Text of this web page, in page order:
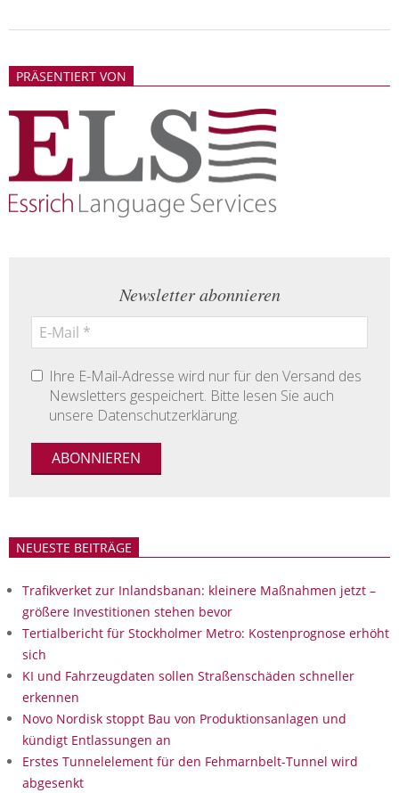
21PRÄSENTIERT VON
Newsletter abonnieren
Ihre E-Mail-Adresse wird nur für den Versand des
Newsletters gespeichert. Bitte lesen Sie auch
unsere Datenschutzerklärung.
NEUESTE BEITRÄGE
Trafikverket zur Inlandsbanan: kleinere Maßnahmen jetzt –
größere Investitionen stehen bevor
Tertialbericht für Stockholmer Metro: Kostenprognose erhöht
sich
KI und Fahrzeugdaten sollen Straßenschäden schneller
erkennen
Novo Nordisk stoppt Bau von Produktionsanlagen und
kündigt Entlassungen an
Erstes Tunnelelement für den Fehmarnbelt-Tunnel wird
abgesenkt